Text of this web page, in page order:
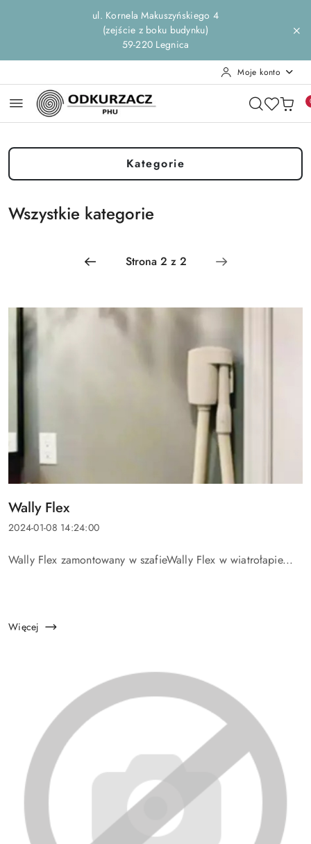
Przejdź do treści głównej
Przejdź do wyszukiwarki
Przejdź do moje konto
Przejdź do menu głównego
Przejdź do stopkiul. Kornela Makuszyńskiego 4
(zejście z boku budynku)
59-220 Legnica
Moje konto
Kategorie
Wszystkie kategorie
Tytuł
artykułu:
Wally Flex
Data
2024-01-08 14:24:00
Treść
Wally Flex zamontowany w szafieWally Flex w wiatrołapie...
Więcej